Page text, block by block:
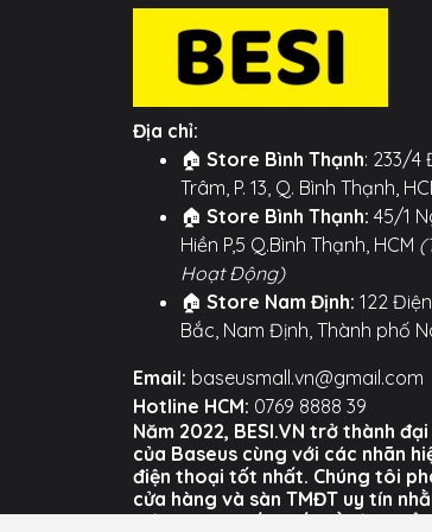
🔋 Tụ điện dự trữ năng
nhờ nguồn điện dự trữ bên
📱 Tương thích rộng rãi: Phù
iP12, iP13, iP14... và Samsung,
Hình ảnh sản phẩm
Địa chỉ:
🏠 Store Bình Thạnh: 233/4
Trâm, P. 13, Q. Bình Thạnh,
🏠 Store Bình Thạnh: 45/1
Hiền P,5 Q.Bình Thạnh, HCM
Hoạt Động)
🏠 Store Nam Định: 122
Bắc, Nam Định, Thành phố
Email: baseusmall.vn@gmail.com
Hotline HCM: 0769 8888 39
Năm 2022, BESI.VN trở thành
của Baseus cùng với các nhãn
điện thoại tốt nhất. Chúng tôi
cửa hàng và sàn TMĐT uy tín
trải nghiệm tốt nhất về sản